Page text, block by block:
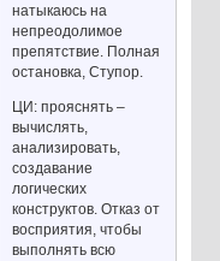
натыкаюсь на
непреодолимое
препятствие. Полная
остановка, Ступор.
ЦИ: прояснять –
вычислять,
анализировать,
создавание
логических
конструктов. Отказ от
восприятия, чтобы
выполнять всю